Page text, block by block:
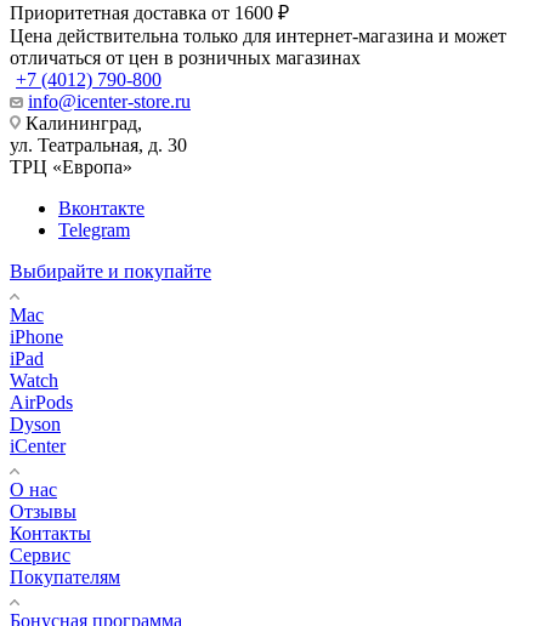
Приоритетная доставка от 1600 ₽
Цена действительна только для интернет-магазина и может
отличаться от цен в розничных магазинах
+7 (4012) 790-800
info@icenter-store.ru
Калининград,
ул. Театральная, д. 30
ТРЦ «Европа»
Вконтакте
Telegram
Выбирайте и покупайте
Mac
iPhone
iPad
Watch
AirPods
Dyson
iCenter
О нас
Отзывы
Контакты
Сервис
Покупателям
Бонусная программа